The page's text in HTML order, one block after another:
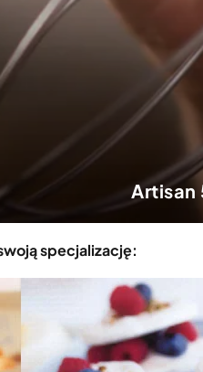
Artisan
specjalizację: